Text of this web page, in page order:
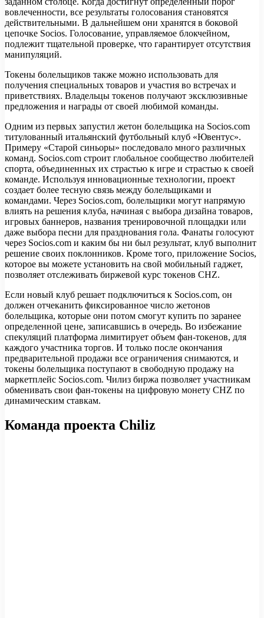
вовлеченности, все результаты голосования становятся
действительными. В дальнейшем они хранятся в боковой
цепочке Socios. Голосование, управляемое блокчейном,
подлежит тщательной проверке, что гарантирует отсутствия
манипуляций.
Токены болельщиков также можно использовать для
получения специальных товаров и участия во встречах и
приветствиях. Владельцы токенов получают эксклюзивные
предложения и награды от своей любимой команды.
Одним из первых запустил жетон болельщика на Socios.com
титулованный итальянский футбольный клуб «Ювентус».
Примеру «Старой синьоры» последовало много различных
команд. Socios.com строит глобальное сообщество любителей
спорта, объединенных их страстью к игре и страстью к своей
команде. Используя инновационные технологии, проект
создает более тесную связь между болельщиками и
командами. Через Socios.com, болельщики могут напрямую
влиять на решения клуба, начиная с выбора дизайна товаров,
игровых баннеров, названия тренировочной площадки или
даже выбора песни для празднования гола. Фанаты голосуют
через Socios.com и каким бы ни был результат, клуб выполнит
решение своих поклонников. Кроме того, приложение Socios,
которое вы можете установить на свой мобильный гаджет,
позволяет отслеживать биржевой курс токенов CHZ.
Если новый клуб решает подключиться к Socios.com, он
должен отчеканить фиксированное число жетонов
болельщика, которые они потом смогут купить по заранее
определенной цене, записавшись в очередь. Во избежание
спекуляций платформа лимитирует объем фан-токенов, для
каждого участника торгов. И только после окончания
предварительной продажи все ограничения снимаются, и
токены болельщика поступают в свободную продажу на
маркетплейс Socios.com. Чилиз биржа позволяет участникам
обменивать свои фан-токены на цифровую монету CHZ по
динамическим ставкам.
Команда проекта Chiliz